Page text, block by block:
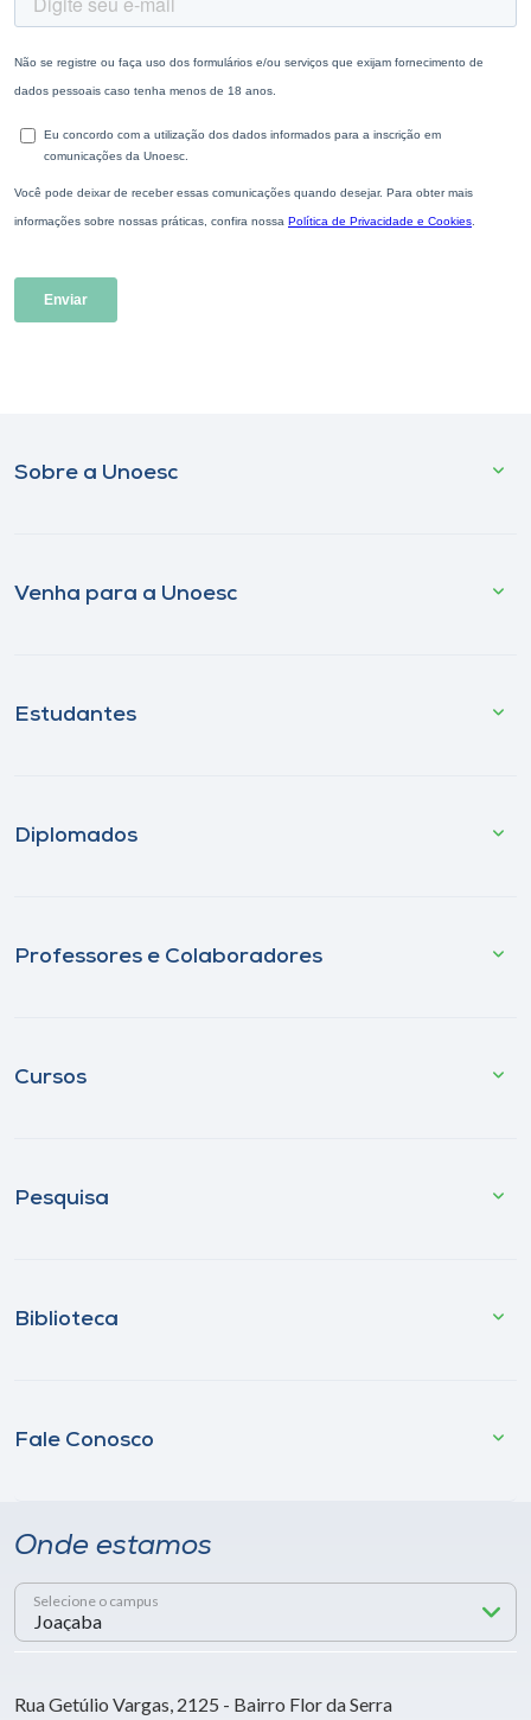
Sobre a Unoesc
Venha para a Unoesc
Estudantes
Diplomados
Professores e Colaboradores
Cursos
Pesquisa
Biblioteca
Fale Conosco
Onde estamos
Selecione o campus
Rua Getúlio Vargas, 2125 - Bairro Flor da Serra